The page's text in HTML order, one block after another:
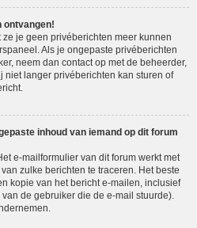
ontvangen!
je geen privéberichten meer kunnen
Als je ongepaste privéberichten
neem dan contact op met de beheerder,
niet langer privéberichten kan sturen of
inhoud van iemand op dit forum
e-mailformulier van dit forum werkt met
zulke berichten te traceren. Het beste
kopie van het bericht e-mailen, inclusief
de gebruiker die de e-mail stuurde).